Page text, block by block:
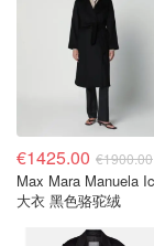
€1425.00 €1900.00
Max Mara Manuela Icon
大衣 黑色骆驼绒